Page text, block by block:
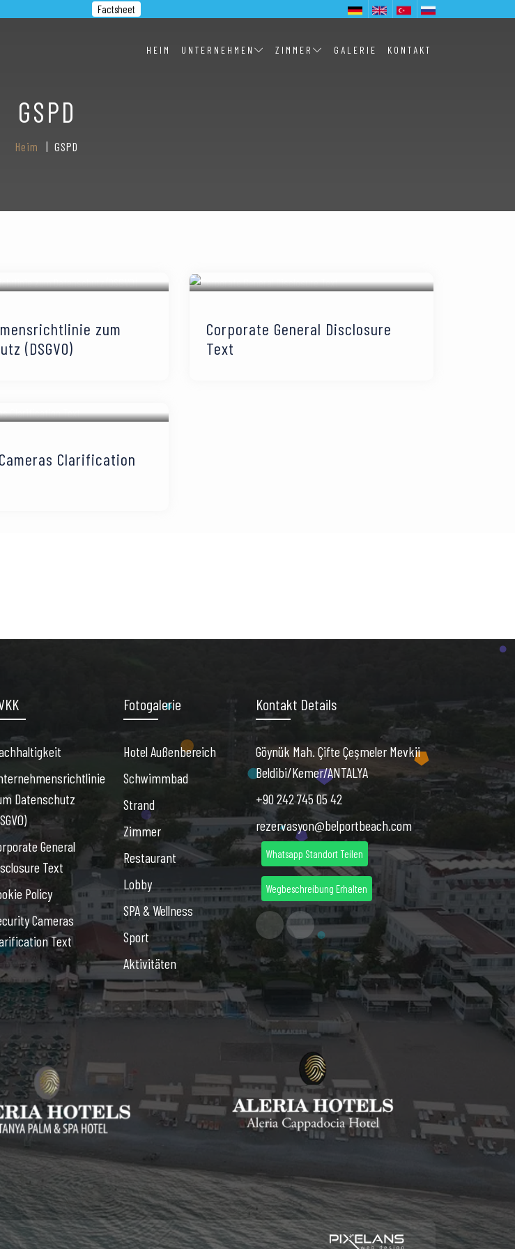
Factsheet
HEIM UNTERNEHMEN ZIMMER GALERIE KONTAKT
GSPD
Heim GSPD
zum
(DSGVO)
Corporate General Disclosure
Text
Clarification
Datenschutz
General
Text
Policy
Cameras
Text
Fotogalerie
Hotel Außenbereich
Schwimmbad
Strand
Zimmer
Restaurant
Lobby
SPA & Wellness
Sport
Aktivitäten
Kontakt Details
Göynük Mah. Çifte Çeşmeler Mevkii
Beldibi/Kemer/ANTALYA
+90 242 745 05 42
rezervasyon@belportbeach.com
Whatsapp Standort Teilen
Wegbeschreibung Erhalten